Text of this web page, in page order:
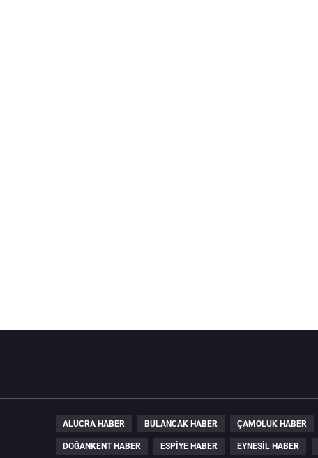
ALUCRA HABER BULANCAK HABER ÇAMOLUK HABER
DOĞANKENT HABER ESPIYE HABER EYNESIL HABER